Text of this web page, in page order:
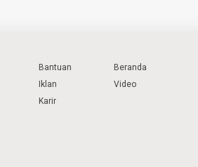
Bantuan
Iklan
Karir
Beranda
Video